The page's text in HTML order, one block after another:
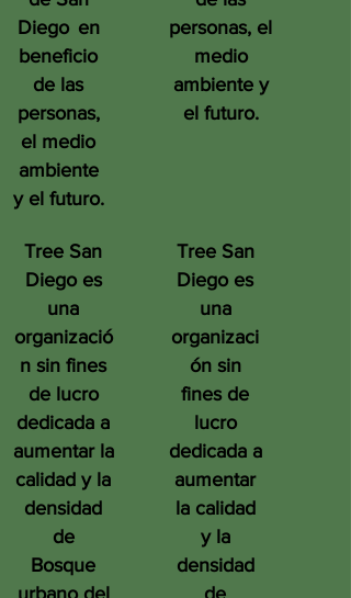
Diego en
beneficio
de las
personas,
el medio
ambiente
y el futuro.
Tree San
Diego es
una
organizació
n sin fines
de lucro
dedicada a
aumentar la
calidad y la
densidad
de
Bosque
urbano del
personas, el
medio
ambiente y
el futuro.
Tree San
Diego es
una
organizaci
ón sin
fines de
lucro
dedicada a
aumentar
la calidad
y la
densidad
de